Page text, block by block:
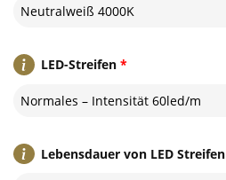
Neutralweiß 4000K
*
LED-Streifen
Normales – Intensität 60led/m
Lebensdauer von LED Streifen